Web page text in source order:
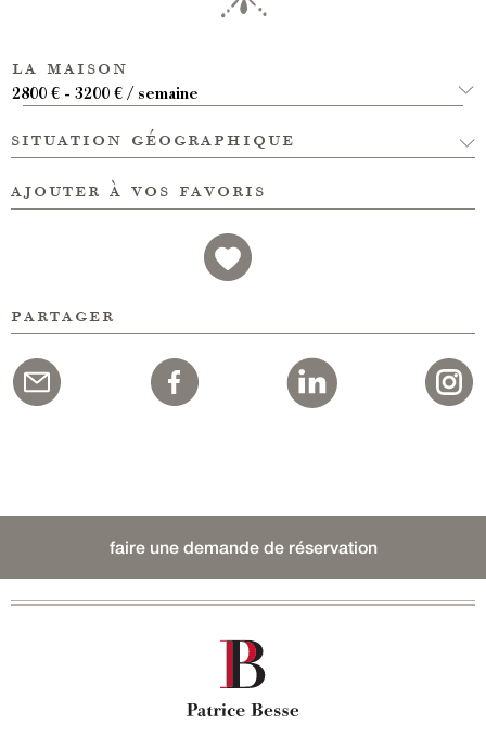
la maison
2800 € - 3200 € / semaine
situation géographique
ajouter à vos favoris
partager
faire une demande de réservation